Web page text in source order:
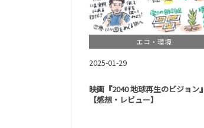
エコ・環境
2025-01-29
映画『2040 地球再生のビジョン』
【感想・レビュー】